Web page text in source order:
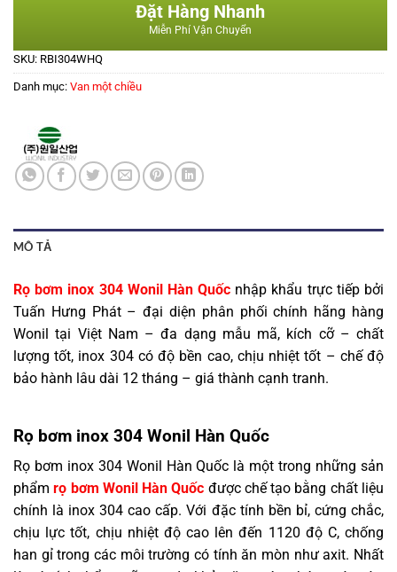
Đặt Hàng Nhanh
Miễn Phí Vận Chuyển
SKU: RBI304WHQ
Danh mục: Van một chiều
MÔ TẢ
Rọ bơm inox 304 Wonil Hàn Quốc nhập khẩu trực tiếp bởi
Tuấn Hưng Phát – đại diện phân phối chính hãng hàng
Wonil tại Việt Nam – đa dạng mẫu mã, kích cỡ – chất
lượng tốt, inox 304 có độ bền cao, chịu nhiệt tốt – chế độ
bảo hành lâu dài 12 tháng – giá thành cạnh tranh.
Rọ bơm inox 304 Wonil Hàn Quốc
Rọ bơm inox 304 Wonil Hàn Quốc là một trong những sản
phẩmrọ bơm Wonil Hàn Quốc được chế tạo bằng chất liệu
chính là inox 304 cao cấp. Với đặc tính bền bỉ, cứng chắc,
chịu lực tốt, chịu nhiệt độ cao lên đến 1120 độ C, chống
han gỉ trong các môi trường có tính ăn mòn như axit. Nhất